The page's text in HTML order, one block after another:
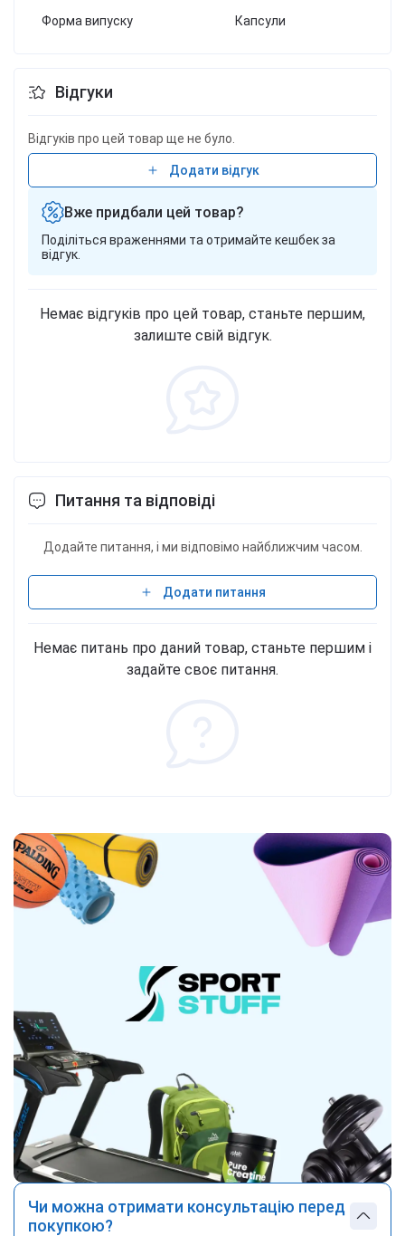
Форма випуску Капсули
Відгуки
Відгуків про цей товар ще не було.
Додати відгук
Вже придбали цей товар?
Поділіться враженнями та отримайте кешбек за
відгук.
Немає відгуків про цей товар, станьте першим,
залиште свій відгук.
Питання та відповіді
Додайте питання, і ми відповімо найближчим часом.
Додати питання
Немає питань про даний товар, станьте першим і
задайте своє питання.
Чи можна отримати консультацію перед
покупкою?